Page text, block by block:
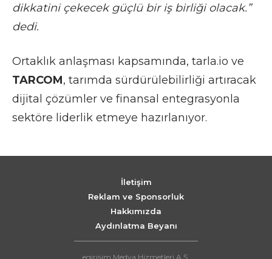
dikkatini çekecek güçlü bir iş birliği olacak.”
dedi.
Ortaklık anlaşması kapsamında, tarla.io ve
TARCOM, tarımda sürdürülebilirliği artıracak
dijital çözümler ve finansal entegrasyonla
sektöre liderlik etmeye hazırlanıyor.
İletişim
Reklam ve Sponsorluk
Hakkımızda
Aydınlatma Beyanı
egirişim Medya Hizmetleri A.Ş.